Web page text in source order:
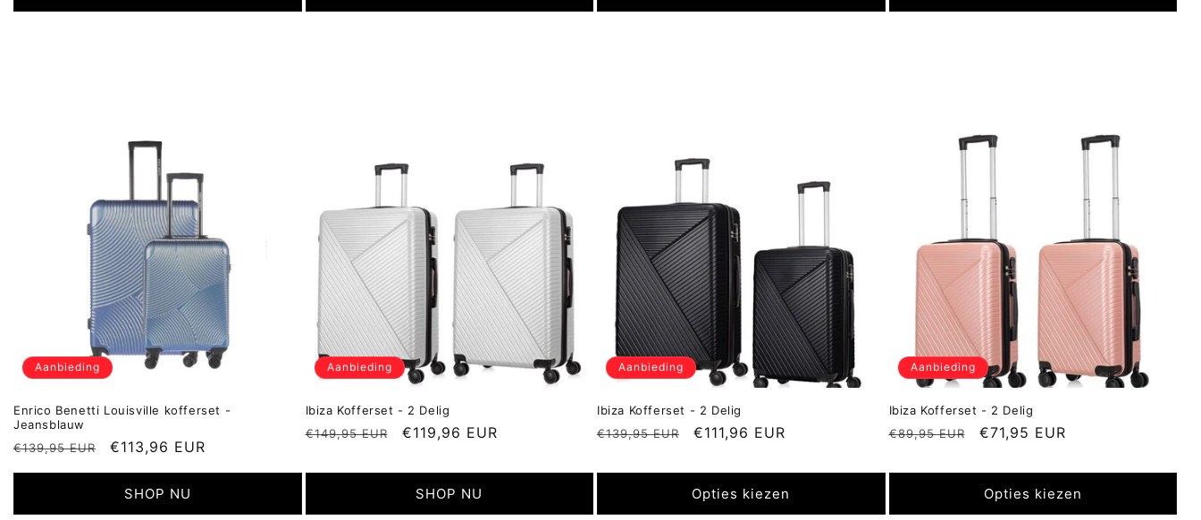
Aanbieding
Enrico Benetti Louisville kofferset -
Jeansblauw
Normale
prijs
€139,95 EUR Aanbiedingsprijs
€113,96 EUR
SHOP NU
Aanbieding
Ibiza Kofferset - 2 Delig
Normale
€149,95 EUR Aanbiedingsprijs
€119,96 EUR
SHOP NU
Aanbieding
Ibiza Kofferset - 2 Delig
Normale
€139,95 EUR Aanbiedingsprijs
€111,96 EUR
Opties kiezen
Aanbieding
Ibiza Kofferset - 2 Delig
Normale
€89,95 EUR Aanbiedingsprijs
€71,95 EUR
Opties kiezen